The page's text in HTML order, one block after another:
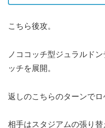
こちら後攻。
ノココッチ型ジュラルド
ッチを展開。
返しのこちらのターンでロ
相手はスタジアムの張り